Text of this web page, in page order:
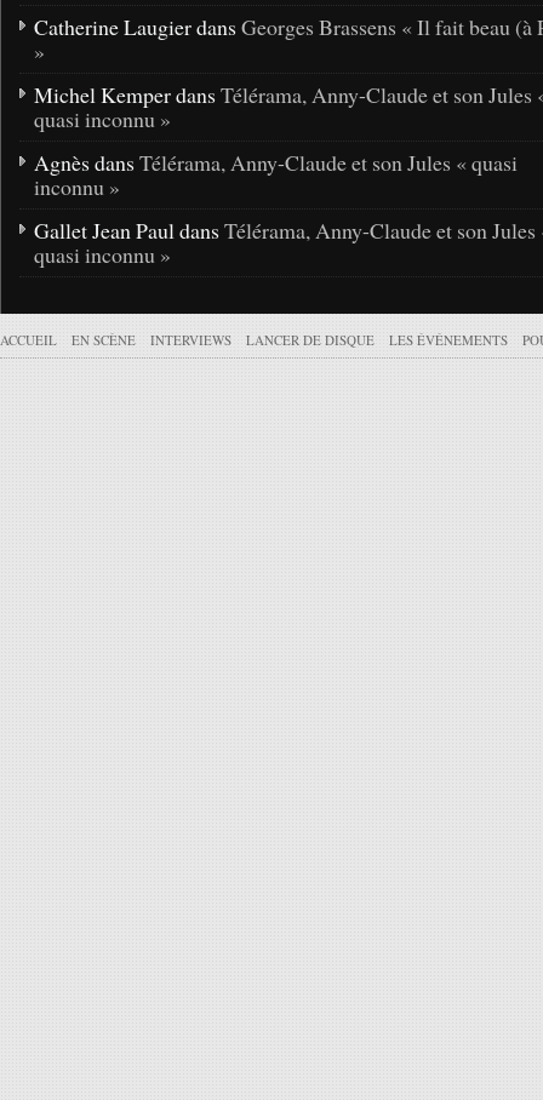
Catherine Laugier dans Georges Brassens « Il fait beau (à
»
Michel Kemper dans Télérama, Anny-Claude et son Jules
quasi inconnu »
Agnès dans Télérama, Anny-Claude et son Jules « quasi
inconnu »
Gallet Jean Paul dans Télérama, Anny-Claude et son Jules
quasi inconnu »
ACCUEIL EN SCÈNE INTERVIEWS LANCER DE DISQUE LES ÉVÉNEMENTS